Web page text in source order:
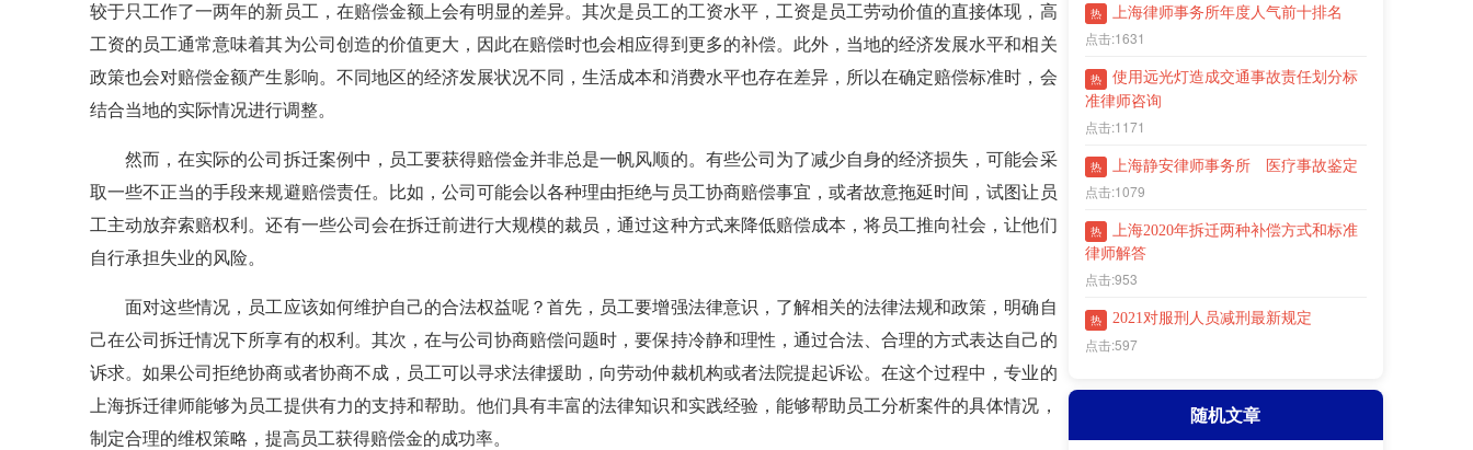
较于只工作了一两年的新员工，在赔偿金额上会有明显的差异。其次是员工的工资水平，工资是员工劳动价值的直接体现，高
工资的员工通常意味着其为公司创造的价值更大，因此在赔偿时也会相应得到更多的补偿。此外，当地的经济发展水平和相关
政策也会对赔偿金额产生影响。不同地区的经济发展状况不同，生活成本和消费水平也存在差异，所以在确定赔偿标准时，会
结合当地的实际情况进行调整。
然而，在实际的公司拆迁案例中，员工要获得赔偿金并非总是一帆风顺的。有些公司为了减少自身的经济损失，可能会采
取一些不正当的手段来规避赔偿责任。比如，公司可能会以各种理由拒绝与员工协商赔偿事宜，或者故意拖延时间，试图让员
工主动放弃索赔权利。还有一些公司会在拆迁前进行大规模的裁员，通过这种方式来降低赔偿成本，将员工推向社会，让他们
自行承担失业的风险。
面对这些情况，员工应该如何维护自己的合法权益呢？首先，员工要增强法律意识，了解相关的法律法规和政策，明确自
己在公司拆迁情况下所享有的权利。其次，在与公司协商赔偿问题时，要保持冷静和理性，通过合法、合理的方式表达自己的
诉求。如果公司拒绝协商或者协商不成，员工可以寻求法律援助，向劳动仲裁机构或者法院提起诉讼。在这个过程中，专业的
上海拆迁律师能够为员工提供有力的支持和帮助。他们具有丰富的法律知识和实践经验，能够帮助员工分析案件的具体情况，
制定合理的维权策略，提高员工获得赔偿金的成功率。
热 上海律师事务所年度人气前十排名
点击:1631
热
使用远光灯造成交通事故责任划分标
准律师咨询
点击:1171
热 上海静安律师事务所 医疗事故鉴定
点击:1079
热
上海2020年拆迁两种补偿方式和标准
律师解答
点击:953
热 2021对服刑人员减刑最新规定
点击:597
随机文章